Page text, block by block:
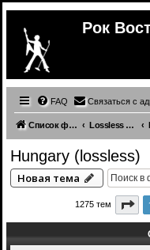
Рок
FAQ Связаться с
Список форумов Lossless (East Europe music)
Hungary (lossless)
Новая тема
1275 тем